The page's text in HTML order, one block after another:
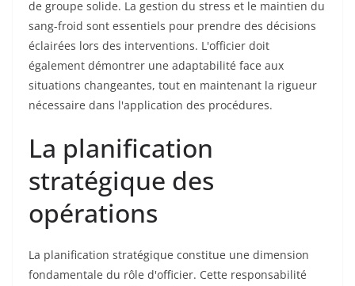
de groupe solide. La gestion du stress et le maintien du
sang-froid sont essentiels pour prendre des décisions
éclairées lors des interventions. L'officier doit
également démontrer une adaptabilité face aux
situations changeantes, tout en maintenant la rigueur
nécessaire dans l'application des procédures.
La planification
stratégique des
opérations
La planification stratégique constitue une dimension
fondamentale du rôle d'officier. Cette responsabilité